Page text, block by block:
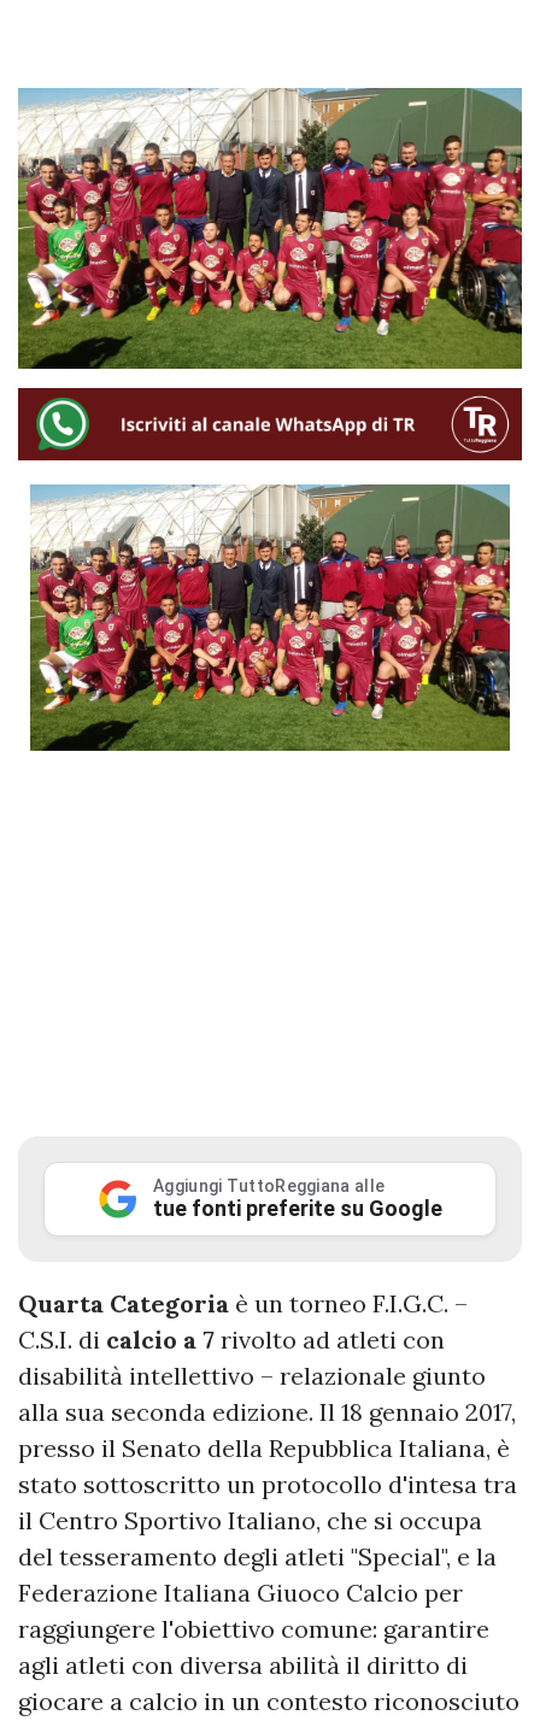
Aggiungi TuttoReggiana alle
tue fonti preferite su Google
Quarta Categoria è un torneo F.I.G.C. –
C.S.I. di calcio a 7 rivolto ad atleti con
disabilità intellettivo – relazionale giunto
alla sua seconda edizione. Il 18 gennaio 2017,
presso il Senato della Repubblica Italiana, è
stato sottoscritto un protocollo d'intesa tra
il Centro Sportivo Italiano, che si occupa
del tesseramento degli atleti "Special", e la
Federazione Italiana Giuoco Calcio per
raggiungere l'obiettivo comune: garantire
agli atleti con diversa abilità il diritto di
giocare a calcio in un contesto riconosciuto